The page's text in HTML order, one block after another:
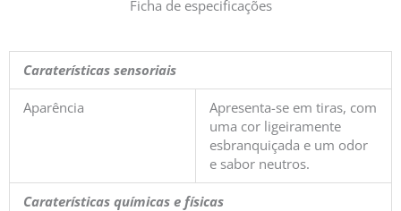
Ficha de especificações
Caraterísticas sensoriais
Aparência
Apresenta-se em tiras, com
uma cor ligeiramente
esbranquiçada e um odor
e sabor neutros.
Caraterísticas químicas e físicas